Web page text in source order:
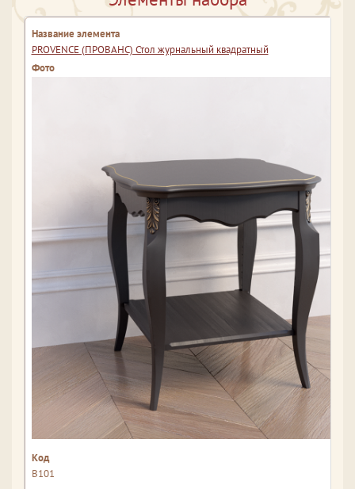
PROVENCE (ПРОВАНС) Стол журнальный квадратный
В101